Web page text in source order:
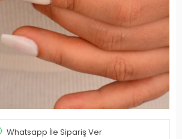
Whatsapp İle Sipariş Ver